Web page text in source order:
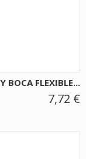
BOCA FLEXIBLE...
7,72 €